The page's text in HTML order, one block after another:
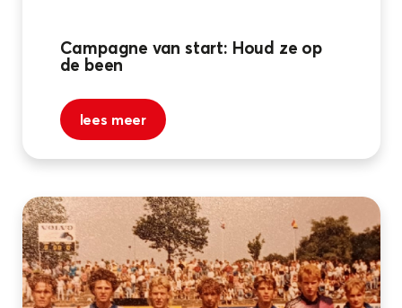
Campagne van start: Houd ze op
de been
lees meer